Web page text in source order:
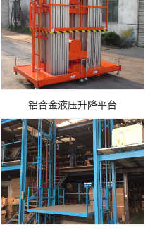
铝合金液压升降平台